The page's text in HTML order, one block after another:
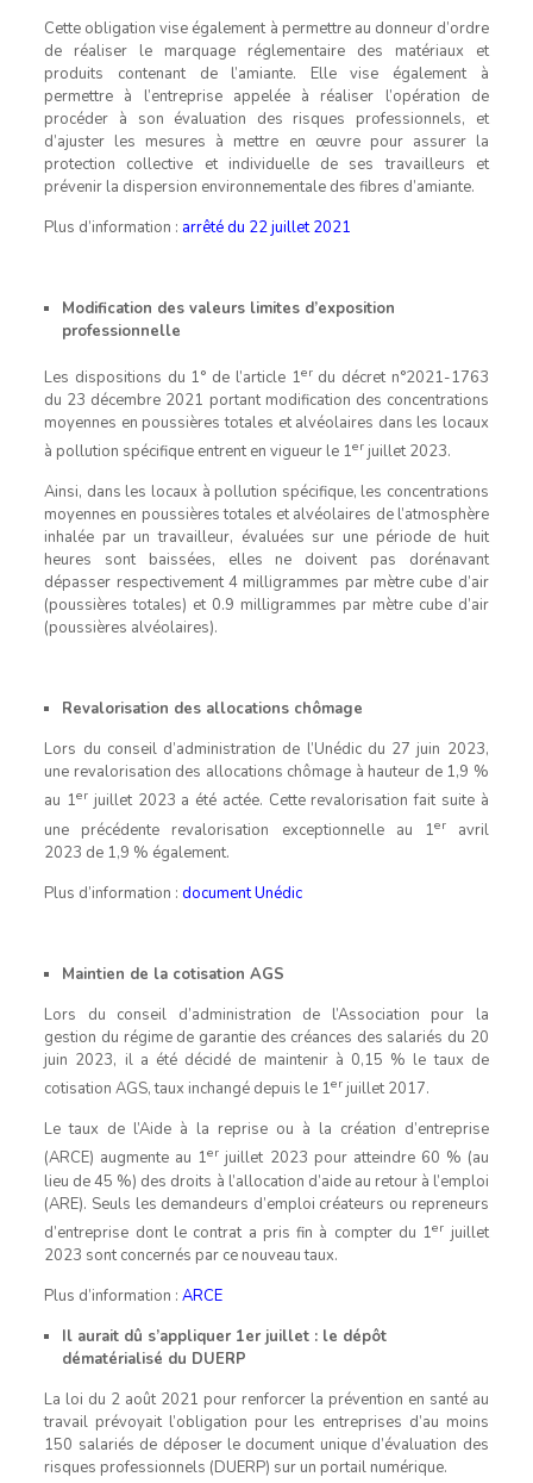
Cette obligation vise également à permettre au donneur d’ordre
de réaliser le marquage réglementaire des matériaux et
produits contenant de l’amiante. Elle vise également à
permettre à l’entreprise appelée à réaliser l’opération de
procéder à son évaluation des risques professionnels, et
d’ajuster les mesures à mettre en œuvre pour assurer la
protection collective et individuelle de ses travailleurs et
prévenir la dispersion environnementale des fibres d’amiante.
Plus d’information : arrêté du 22 juillet 2021
Modification des valeurs limites d’exposition
professionnelle
Les dispositions du 1° de l’article 1erdu décret n°2021-1763
du 23 décembre 2021 portant modification des concentrations
moyennes en poussières totales et alvéolaires dans les locaux
à pollution spécifique entrent en vigueur le 1er juillet 2023.
Ainsi, dans les locaux à pollution spécifique, les concentrations
moyennes en poussières totales et alvéolaires de l’atmosphère
inhalée par un travailleur, évaluées sur une période de huit
heures sont baissées, elles ne doivent pas dorénavant
dépasser respectivement 4 milligrammes par mètre cube d’air
(poussières totales) et 0.9 milligrammes par mètre cube d’air
(poussières alvéolaires).
Revalorisation des allocations chômage
Lors du conseil d’administration de l’Unédic du 27 juin 2023,
une revalorisation des allocations chômage à hauteur de 1,9 %
au 1er juillet 2023 a été actée. Cette revalorisation fait suite à
une précédente revalorisation exceptionnelle au 1eravril
2023 de 1,9 % également.
Plus d’information :document Unédic
Maintien de la cotisation AGS
Lors du conseil d’administration de l’Association pour la
gestion du régime de garantie des créances des salariés du 20
juin 2023, il a été décidé de maintenir à 0,15 % le taux de
cotisation AGS, taux inchangé depuis le 1er juillet 2017.
Le taux de l’Aide à la reprise ou à la création d’entreprise
(ARCE) augmente au 1er juillet 2023 pour atteindre 60 % (au
lieu de 45 %) des droits à l’allocation d’aide au retour à l’emploi
(ARE). Seuls les demandeurs d’emploi créateurs ou repreneurs
d’entreprise dont le contrat a pris fin à compter du 1er juillet
2023 sont concernés par ce nouveau taux.
Plus d’information :ARCE
Il aurait dû s’appliquer 1er juillet : le dépôt
dématérialisé du DUERP
La loi du 2 août 2021 pour renforcer la prévention en santé au
travail prévoyait l’obligation pour les entreprises d’au moins
150 salariés de déposer le document unique d’évaluation des
risques professionnels (DUERP) sur un portail numérique.